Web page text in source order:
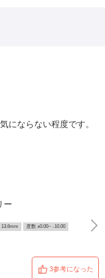
にならない程度です。
ー
13.6mm 度数 ±0.00~ -10.00
3参考になった